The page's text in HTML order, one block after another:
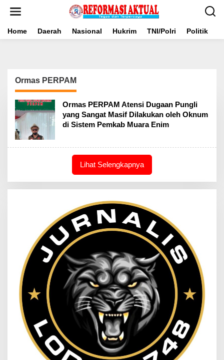
Home Daerah Nasional Hukrim TNI/Polri Politik
Ormas PERPAM
Ormas PERPAM Atensi Dugaan Pungli
yang Sangat Masif Dilakukan oleh Oknum
di Sistem Pemkab Muara Enim
Lihat Selengkapnya